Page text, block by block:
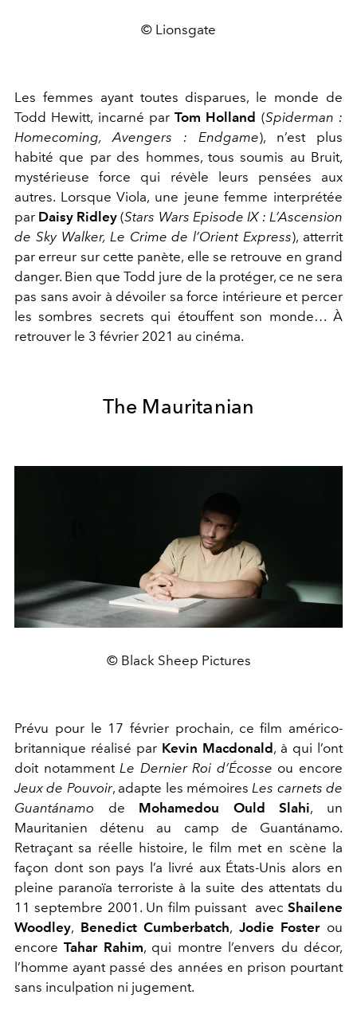
© Lionsgate
Les femmes ayant toutes disparues, le monde de
Todd Hewitt, incarné parTom Holland (Spiderman :
Homecoming, Avengers : Endgame), n’est plus
habité que par des hommes, tous soumis au Bruit,
mystérieuse force qui révèle leurs pensées aux
autres. Lorsque Viola, une jeune femme interprétée
par Daisy Ridley(Stars Wars Episode IX : L’Ascension
de Sky Walker, Le Crime de l’Orient Express), atterrit
par erreur sur cette panète, elle se retrouve en grand
danger. Bien que Todd jure de la protéger, ce ne sera
pas sans avoir à dévoiler sa force intérieure et percer
les sombres secrets qui étouffent son monde… À
retrouver le 3 février 2021 au cinéma.
The Mauritanian
© Black Sheep Pictures
Prévu pour le 17 février prochain, ce film américo-
britannique réalisé par Kevin Macdonald , à qui l’ont
doit notammentLe Dernier Roi d’Écosse ou encore
Jeux de Pouvoir, adapte les mémoiresLes carnets de
Guantánamo de Mohamedou Ould Slahi, un
Mauritanien détenu au camp de Guantánamo.
Retraçant sa réelle histoire, le film met en scène la
façon dont son pays l’a livré aux États-Unis alors en
pleine paranoïa terroriste à la suite des attentats du
11 septembre 2001. Un film puissant avec Shailene
Woodley, Benedict Cumberbatch, Jodie Fosterou
encoreTahar Rahim, qui montre l’envers du décor,
l’homme ayant passé des années en prison pourtant
sans inculpation ni jugement.